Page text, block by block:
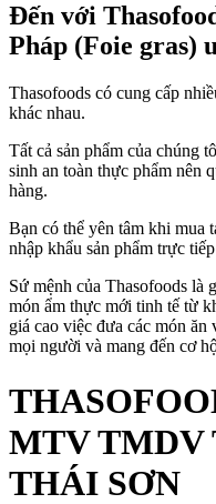
Đến với
Pháp (Foie gras)
Thasofoods có cung cấp
khác nhau.
Tất cả sản phẩm của chúng
sinh an toàn thực phẩm nên
hàng.
Bạn có thể yên tâm khi mua
nhập khẩu sản phẩm trực
Sứ mệnh của Thasofoods là
món ẩm thực mới tinh tế từ
giá cao việc đưa các món
mọi người và mang đến cơ
MTV TMDV
THÁI SƠN